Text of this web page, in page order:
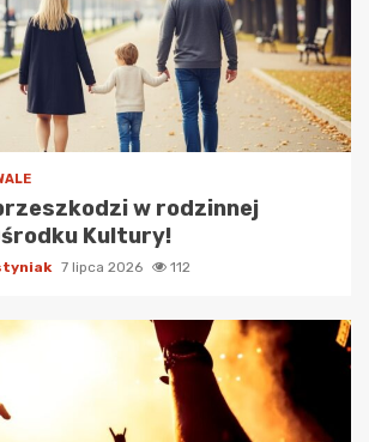
w rodzinnej
Kultury!
7 lipca 2026 112